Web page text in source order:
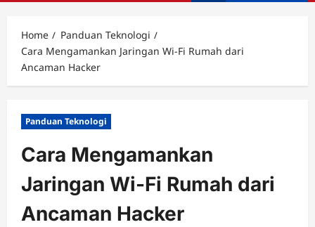
Home
Panduan Teknologi
Cara Mengamankan Jaringan Wi-Fi Rumah dari
Ancaman Hacker
Panduan Teknologi
Cara Mengamankan
Jaringan Wi-Fi Rumah dari
Ancaman Hacker